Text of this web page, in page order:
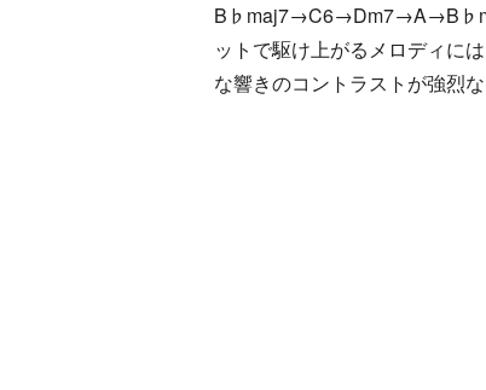
ットで駆け上がるメロディに
な響きのコントラストが強烈